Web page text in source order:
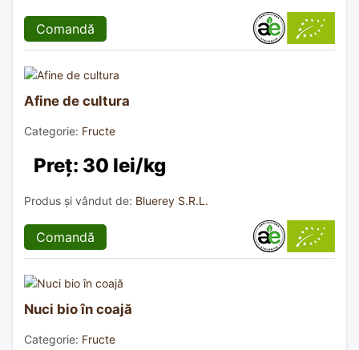
Comandă
Afine de cultura
Categorie: Fructe
Preț: 30 lei/kg
Produs și vândut de: Bluerey S.R.L.
Comandă
Nuci bio în coajă
Categorie: Fructe